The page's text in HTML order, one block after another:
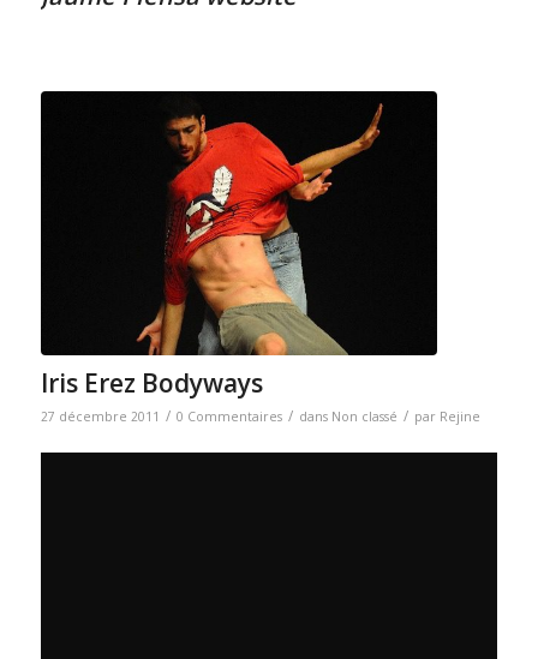
Iris Erez Bodyways
27 décembre 2011 / 0 Commentaires / dans Non classé / par Rejine